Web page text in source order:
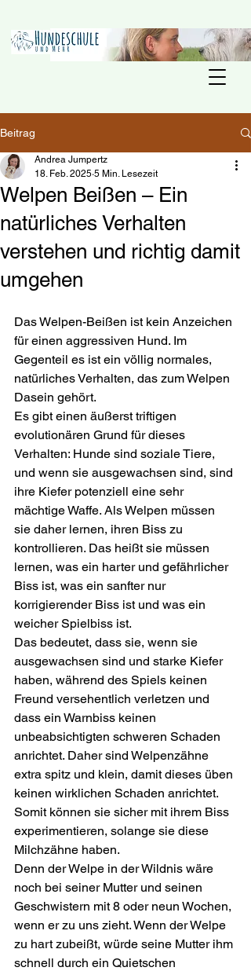
Beitrag
Welpen Beißen – Ein
natürliches Verhalten
verstehen und richtig damit
umgehen
Andrea Jumpertz
18. Feb. 2025 5 Min. Lesezeit
Das Welpen-Beißen ist kein Anzeichen
für einen aggressiven Hund. Im
Gegenteil es ist ein völlig normales,
natürliches Verhalten, das zum Welpen
Dasein gehört.
Es gibt einen äußerst triftigen
evolutionären Grund für dieses
Verhalten: Hunde sind soziale Tiere,
und wenn sie ausgewachsen sind, sind
ihre Kiefer potenziell eine sehr
mächtige Waffe. Als Welpen müssen
sie daher lernen, ihren Biss zu
kontrollieren. Das heißt sie müssen
lernen, was ein harter und gefährlicher
Biss ist, was ein sanfter nur
korrigierender Biss ist und was ein
weicher Spielbiss ist.
Das bedeutet, dass sie, wenn sie
ausgewachsen sind und starke Kiefer
haben, während des Spiels keinen
Freund versehentlich verletzen und
dass ein Warnbiss keinen
unbeabsichtigten schweren Schaden
anrichtet. Daher sind Welpenzähne
extra spitz und klein, damit dieses üben
keinen wirklichen Schaden anrichtet.
Somit können sie sicher mit ihrem Biss
experimentieren, solange sie diese
Milchzähne haben.
Denn der Welpe in der Wildnis wäre
noch bei seiner Mutter und seinen
Geschwistern mit 8 oder neun Wochen,
wenn er zu uns zieht. Wenn der Welpe
zu hart zubeißt, würde seine Mutter ihm
schnell durch ein Quietschen